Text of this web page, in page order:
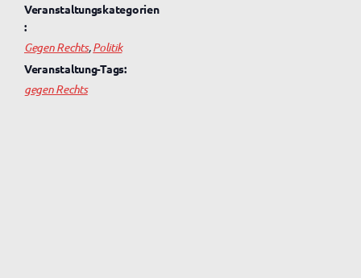
Veranstaltungskategorien
:
Gegen Rechts,Politik
Veranstaltung-Tags:
gegen Rechts